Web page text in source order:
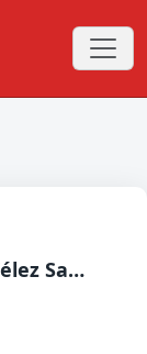
Vélez Sarsfield